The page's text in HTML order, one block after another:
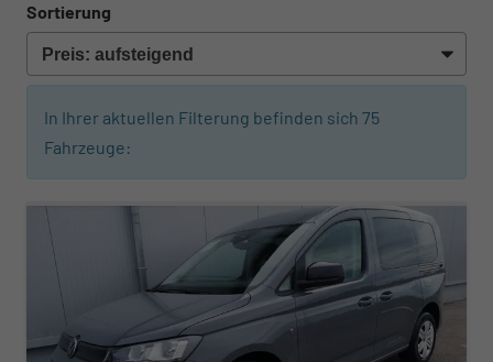
Sortierung
In Ihrer aktuellen Filterung befinden sich 75
Fahrzeuge:
ab 345,– € mtl.